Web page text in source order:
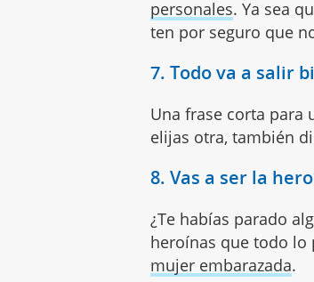
personales. Ya sea
ten por seguro que
7. Todo va a salir
Una frase corta para
elijas otra, también
8. Vas a ser la
¿Te habías parado
heroínas que todo lo
mujer embarazada.